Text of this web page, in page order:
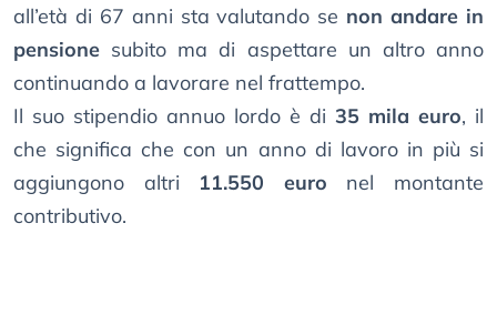
all’età di 67 anni sta valutando se non andare in
pensione subito ma di aspettare un altro anno
continuando a lavorare nel frattempo.
Il suo stipendio annuo lordo è di 35 mila euro, il
che significa che con un anno di lavoro in più si
aggiungono altri 11.550 euro nel montante
contributivo.